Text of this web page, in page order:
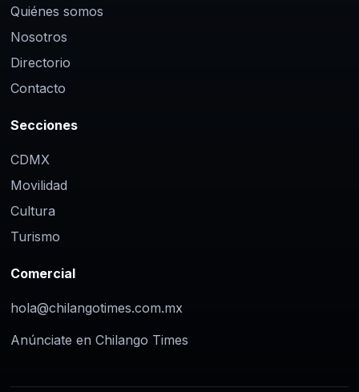
Quiénes somos
Nosotros
Directorio
Contacto
Secciones
CDMX
Movilidad
Cultura
Turismo
Comercial
hola@chilangotimes.com.mx
Anúnciate en Chilango Times